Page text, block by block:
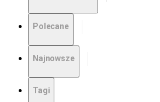
Polecane
Najnowsze
Tagi